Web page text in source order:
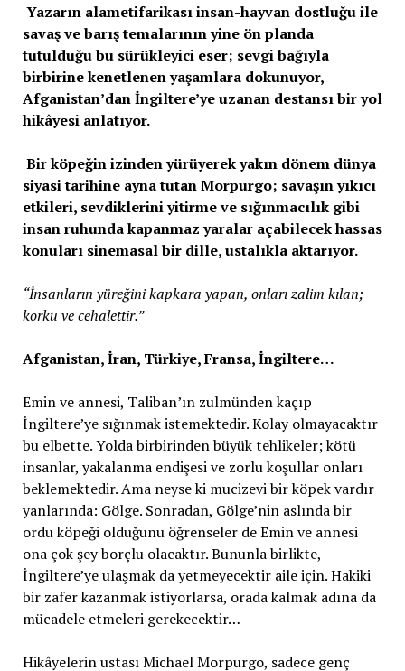
Yazarın alametifarikası insan-hayvan dostluğu ile
savaş ve barış temalarının yine ön planda
tutulduğu bu sürükleyici eser; sevgi bağıyla
birbirine kenetlenen yaşamlara dokunuyor,
Afganistan’dan İngiltere’ye uzanan destansı bir yol
hikâyesi anlatıyor.
Bir köpeğin izinden yürüyerek yakın dönem dünya
siyasi tarihine ayna tutan Morpurgo; savaşın yıkıcı
etkileri, sevdiklerini yitirme ve sığınmacılık gibi
insan ruhunda kapanmaz yaralar açabilecek hassas
konuları sinemasal bir dille, ustalıkla aktarıyor.
“İnsanların yüreğini kapkara yapan, onları zalim kılan;
korku ve cehalettir.”
Afganistan, İran, Türkiye, Fransa, İngiltere…
Emin ve annesi, Taliban’ın zulmünden kaçıp
İngiltere’ye sığınmak istemektedir. Kolay olmayacaktır
bu elbette. Yolda birbirinden büyük tehlikeler; kötü
insanlar, yakalanma endişesi ve zorlu koşullar onları
beklemektedir. Ama neyse ki mucizevi bir köpek vardır
yanlarında: Gölge. Sonradan, Gölge’nin aslında bir
ordu köpeği olduğunu öğrenseler de Emin ve annesi
ona çok şey borçlu olacaktır. Bununla birlikte,
İngiltere’ye ulaşmak da yetmeyecektir aile için. Hakiki
bir zafer kazanmak istiyorlarsa, orada kalmak adına da
mücadele etmeleri gerekecektir…
Hikâyelerin ustası Michael Morpurgo, sadece genç